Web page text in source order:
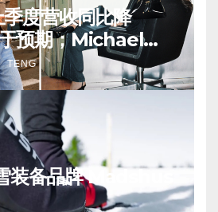
度营收同比降
预期；Michael
场持续向好
TENG
装备品牌 Madshus